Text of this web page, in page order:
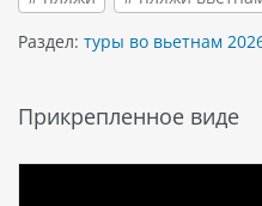
Раздел: туры во вьетнам
Прикрепленное виде